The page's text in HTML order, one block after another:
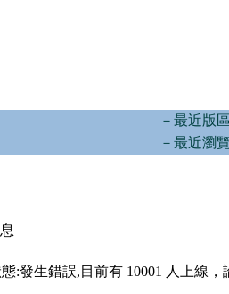
－最近版
－最近瀏
:發生錯誤,目前有 10001 人上線